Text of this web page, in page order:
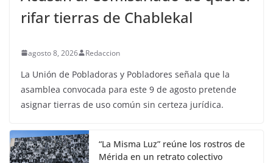
rifar tierras de Chablekal
agosto 8, 2026 Redaccion
La Unión de Pobladoras y Pobladores señala que la
asamblea convocada para este 9 de agosto pretende
asignar tierras de uso común sin certeza jurídica.
“La Misma Luz” reúne los rostros de
Mérida en un retrato colectivo